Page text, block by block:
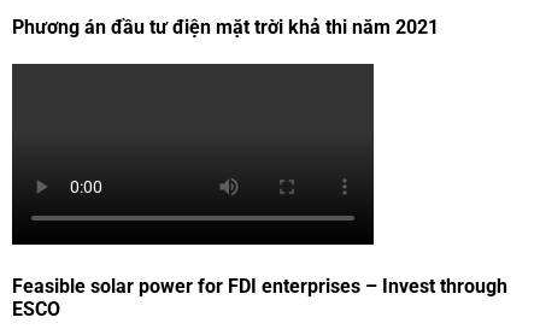
Phương án đầu tư điện mặt trời khả thi năm 2021
Feasible solar power for FDI enterprises – Invest through
ESCO